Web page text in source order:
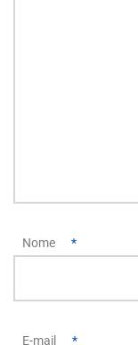
Nome *
E-mail *